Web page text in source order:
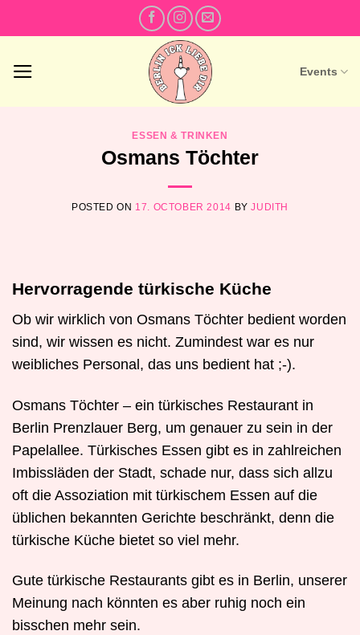
to
Events
ESSEN & TRINKEN
Osmans Töchter
POSTED ON 17. OCTOBER 2014 BYJUDITH
Hervorragende türkische Küche
Ob wir wirklich von Osmans Töchter bedient worden
sind, wir wissen es nicht. Zumindest war es nur
weibliches Personal, das uns bedient hat ;-).
Osmans Töchter – ein türkisches Restaurant in
Berlin Prenzlauer Berg, um genauer zu sein in der
Papelallee. Türkisches Essen gibt es in zahlreichen
Imbissläden der Stadt, schade nur, dass sich allzu
oft die Assoziation mit türkischem Essen auf die
üblichen bekannten Gerichte beschränkt, denn die
türkische Küche bietet so viel mehr.
Gute türkische Restaurants gibt es in Berlin, unserer
Meinung nach könnten es aber ruhig noch ein
bisschen mehr sein.